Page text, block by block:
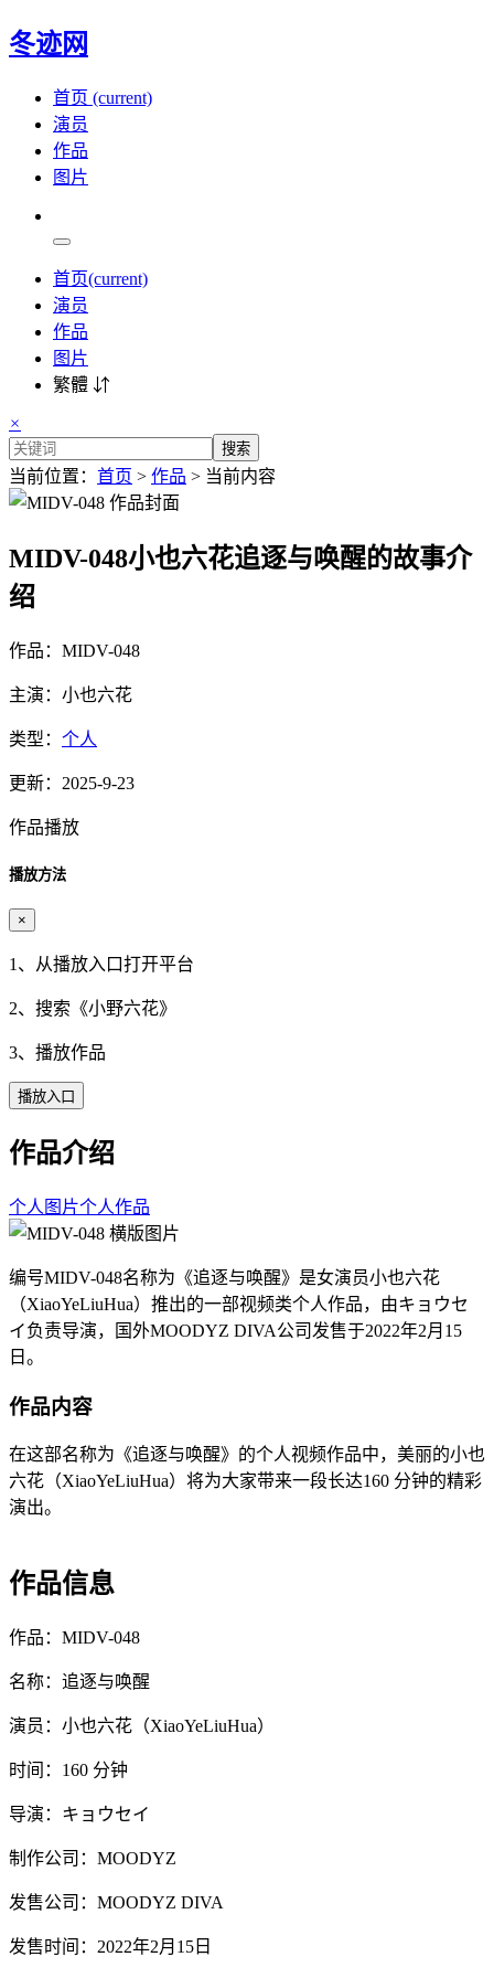
冬迹网
首页 (current)
演员
作品
图片
首页(current)
演员
作品
图片
繁體 ⇵
×
搜索
当前位置： 首页 > 作品 > 当前内容
MIDV-048小也六花追逐与唤醒的故事介
绍
作品：MIDV-048
主演：小也六花
类型： 个人
更新：2025-9-23
作品播放
播放方法
×
1、从播放入口打开平台
2、搜索《小野六花》
3、播放作品
播放入口
作品介绍
个人图片个人作品
编号MIDV-048名称为《追逐与唤醒》是女演员小也六花
（XiaoYeLiuHua）推出的一部视频类个人作品，由キョウセ
イ负责导演，国外MOODYZ DIVA公司发售于2022年2月15
日。
作品内容
在这部名称为《追逐与唤醒》的个人视频作品中，美丽的小也
六花（XiaoYeLiuHua）将为大家带来一段长达160 分钟的精彩
演出。
作品信息
作品：MIDV-048
名称：追逐与唤醒
演员：小也六花（XiaoYeLiuHua）
时间：160 分钟
导演：キョウセイ
制作公司：MOODYZ
发售公司：MOODYZ DIVA
发售时间：2022年2月15日